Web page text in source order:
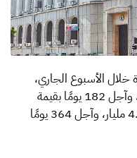
خلال الأسبوع الجاري،
أجل 91 يومًا بقيمة 6 مليارات جنيه، وآجل 182 يومًا بقيمة
5.5 مليار، وآجل 273 يومًا بقيمة 4.5 مليار، وآجل 364 يومًا